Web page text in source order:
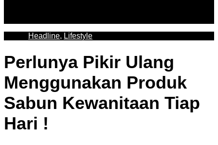
Headline, Lifestyle
Perlunya Pikir Ulang
Menggunakan Produk
Sabun Kewanitaan Tiap
Hari !